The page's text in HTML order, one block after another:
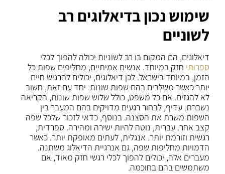
שימוש נכון בדיאלוגים רב
לשוניים
דיאלוגים, הם המקום בו רב לשוניות יכולה להפוך לכלי
ספרותי חזק במיוחד. אנשים אמיתיים, מחליפים שפות כל
הזמן, במיוחד בישראל. לכן דיאלוגים, יכולים להרגיש חיים
יותר כאשר משלבים בהם שפות שונות. יחד עם זאת, חשוב
לא להגזים. אם כל משפט, כולל שלוש שפות שונות, הקריאה
נשברת. עדיף, לבחור רגעים מדויקים בהם המעבר בין
השפות משרת את הסצנה. בנוסף, כדאי לזכור שלכל שפה
קצב אחר. עברית, נוטה להיות ישירה ומהירה. ספרדית,
רגשית וזורמת יותר. אנגלית, לעתים מאופקת יותר. כאשר
הדמויות מחליפות שפה, גם אנרגיית הדיאלוג משתנה.
מעברים אלה, יכולים להפוך לכלי רגשי חזק מאוד, אם
משתמשים בהם בחוכמה.